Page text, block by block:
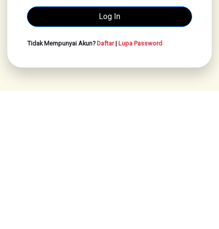
Tidak Mempunyai Akun?Daftar| Lupa Password